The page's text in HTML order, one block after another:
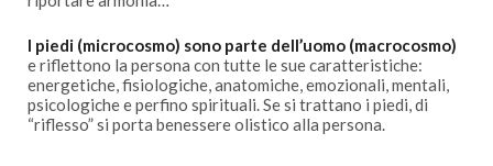
I piedi (microcosmo) sono parte dell’uomo (macrocosmo)
e riflettono la persona con tutte le sue caratteristiche:
energetiche, fisiologiche, anatomiche, emozionali, mentali,
psicologiche e perfino spirituali. Se si trattano i piedi, di
“riflesso” si porta benessere olistico alla persona.